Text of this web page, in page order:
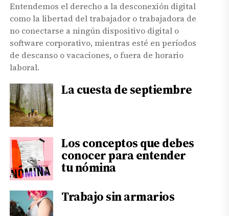
Entendemos el derecho a la desconexión digital
como la libertad del trabajador o trabajadora de
no conectarse a ningún dispositivo digital o
software corporativo, mientras esté en períodos
de descanso o vacaciones, o fuera de horario
laboral.
La cuesta de septiembre
Los conceptos que debes
conocer para entender
tu nómina
Trabajo sin armarios